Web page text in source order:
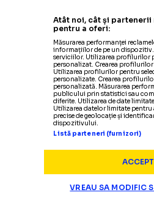
Atât noi, cât și
pentru a oferi:
Măsurarea performanței
informațiilor de pe un
serviciilor. Utilizarea profilurilor
personalizat. Crearea
Utilizarea profilurilor pentru
personalizate. Crearea
personalizată. Măsurarea
publicului prin statistici sau
diferite. Utilizarea de date
Utilizarea datelor limitate pentru
precise de geolocație și
dispozitivului.
Listă parteneri (furnizori)
VREAU SA MODIFIC